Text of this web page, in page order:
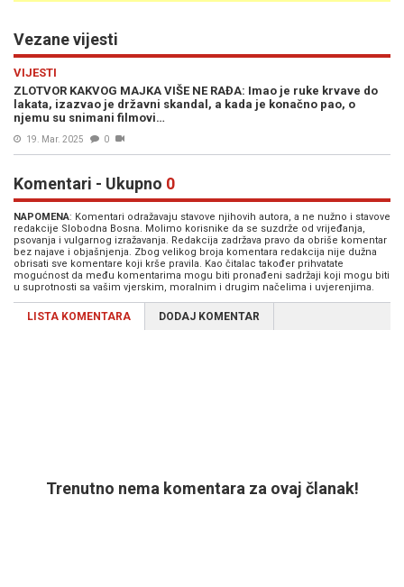
Vezane vijesti
VIJESTI
ZLOTVOR KAKVOG MAJKA VIŠE NE RAĐA: Imao je ruke krvave do
lakata, izazvao je državni skandal, a kada je konačno pao, o
njemu su snimani filmovi…
19. Mar. 2025 0
Komentari - Ukupno 0
NAPOMENA: Komentari odražavaju stavove njihovih autora, a ne nužno i stavove
redakcije Slobodna Bosna. Molimo korisnike da se suzdrže od vrijeđanja,
psovanja i vulgarnog izražavanja. Redakcija zadržava pravo da obriše komentar
bez najave i objašnjenja. Zbog velikog broja komentara redakcija nije dužna
obrisati sve komentare koji krše pravila. Kao čitalac također prihvatate
mogućnost da među komentarima mogu biti pronađeni sadržaji koji mogu biti
u suprotnosti sa vašim vjerskim, moralnim i drugim načelima i uvjerenjima.
LISTA KOMENTARA DODAJ KOMENTAR
Trenutno nema komentara za ovaj članak!